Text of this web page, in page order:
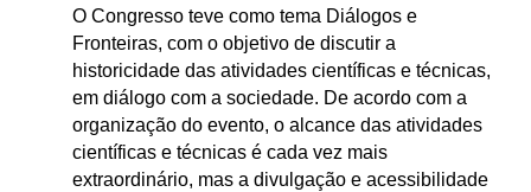
O Congresso teve como tema Diálogos e
Fronteiras, com o objetivo de discutir a
historicidade das atividades científicas e técnicas,
em diálogo com a sociedade. De acordo com a
organização do evento, o alcance das atividades
científicas e técnicas é cada vez mais
extraordinário, mas a divulgação e acessibilidade